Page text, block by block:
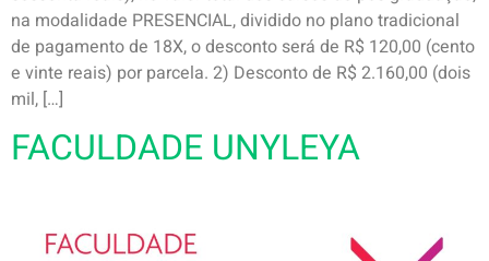
na modalidade PRESENCIAL, dividido no plano tradicional
de pagamento de 18X, o desconto será de R$ 120,00 (cento
e vinte reais) por parcela. 2) Desconto de R$ 2.160,00 (dois
mil, […]
FACULDADE UNYLEYA